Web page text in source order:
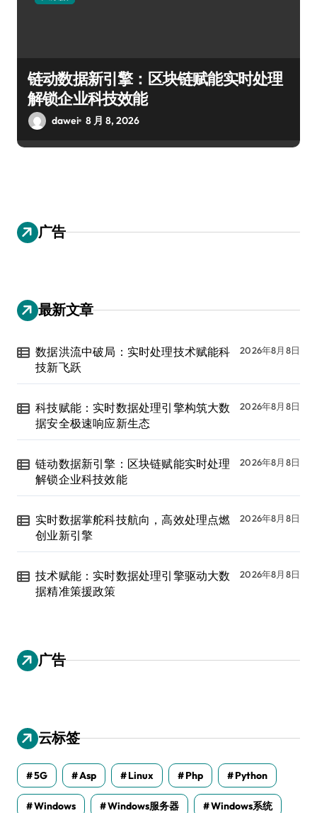
链动数据新引擎：区块链赋能实时处理
解锁企业科技效能
dawei 8 月 8, 2026
广告
最新文章
数据洪流中破局：实时处理技术赋能科
技新飞跃
2026年8月8日
科技赋能：实时数据处理引擎构筑大数
据安全极速响应新生态
2026年8月8日
链动数据新引擎：区块链赋能实时处理
解锁企业科技效能
2026年8月8日
实时数据掌舵科技航向，高效处理点燃
创业新引擎
2026年8月8日
技术赋能：实时数据处理引擎驱动大数
据精准策援政策
2026年8月8日
广告
云标签
5G Asp Linux Php Python
Windows Windows服务器 Windows系统